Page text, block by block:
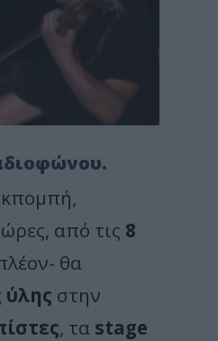
από τις 8
θα
ύλης στην
, τα stage